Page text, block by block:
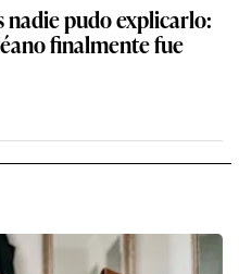
nadie pudo explicarlo:
finalmente fue